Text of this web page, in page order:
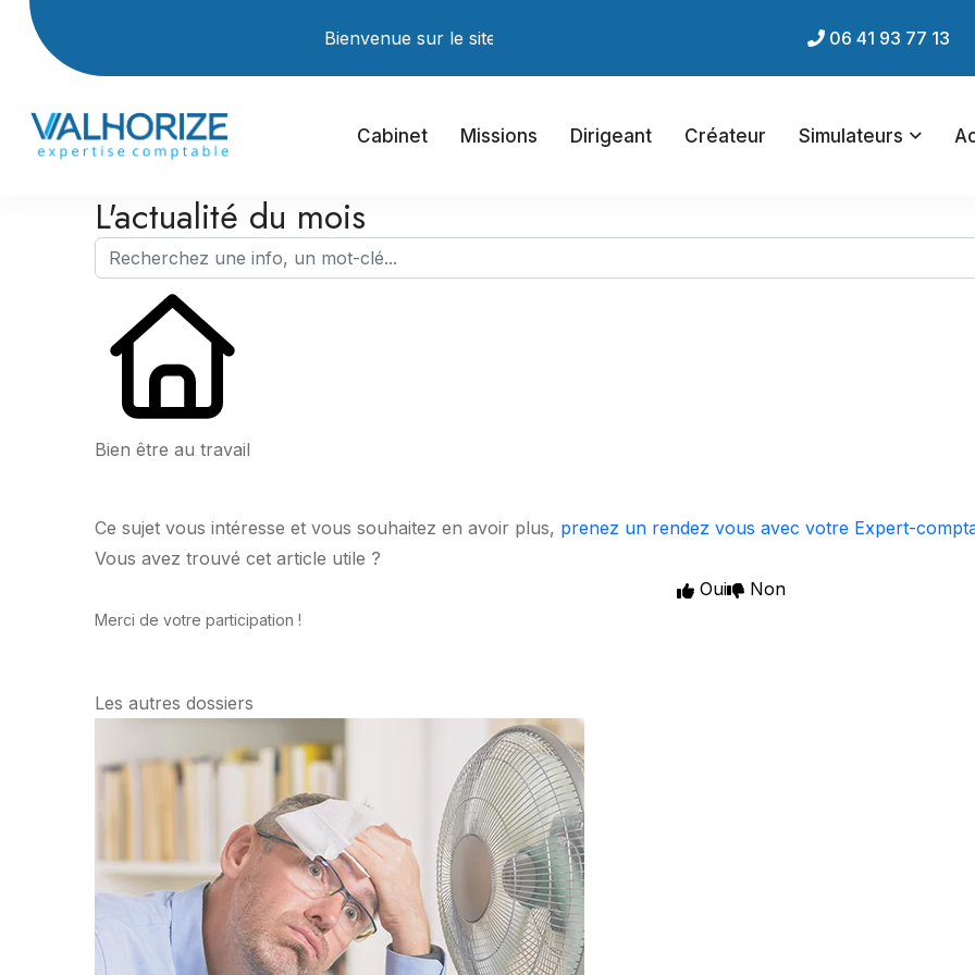
Bienvenue sur le site Internet du cabinet ! 06 41 93 77 13
Cabinet Missions Dirigeant Créateur Simulateurs
L'actualité du mois
Bien être au travail
Ce sujet vous intéresse et vous souhaitez en avoir plus, prenez un rendez vous avec votre Expert-
Vous avez trouvé cet article utile ?
Oui
Non
Merci de votre participation !
Les autres dossiers